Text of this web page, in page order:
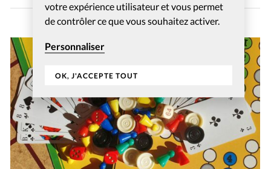
votre expérience utilisateur et vous permet
de contrôler ce que vous souhaitez activer.
Personnaliser
OK, J'ACCEPTE TOUT